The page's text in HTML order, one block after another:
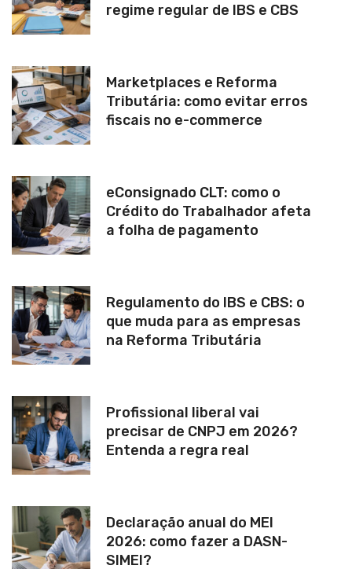
regime regular de IBS e CBS
Marketplaces e Reforma
Tributária: como evitar erros
fiscais no e-commerce
eConsignado CLT: como o
Crédito do Trabalhador afeta
a folha de pagamento
Regulamento do IBS e CBS: o
que muda para as empresas
na Reforma Tributária
Profissional liberal vai
precisar de CNPJ em 2026?
Entenda a regra real
Declaração anual do MEI
2026: como fazer a DASN-
SIMEI?